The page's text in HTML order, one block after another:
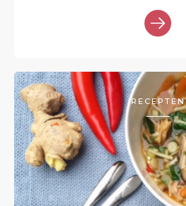
RECEPTEN